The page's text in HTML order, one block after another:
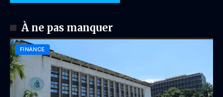
À ne pas manquer
FINANCE